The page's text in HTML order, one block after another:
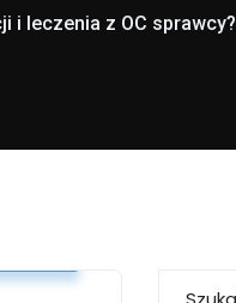
i leczenia z OC sprawcy?